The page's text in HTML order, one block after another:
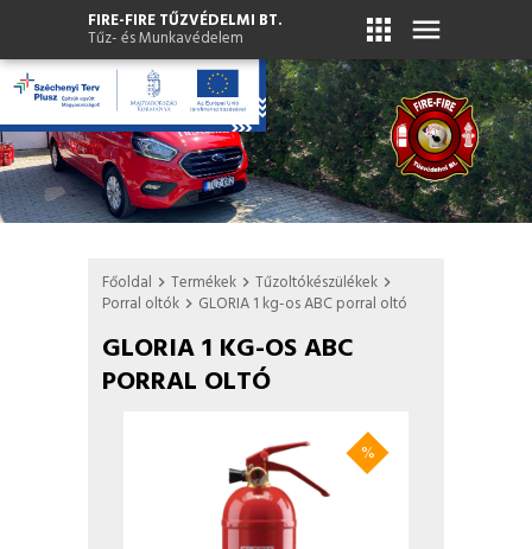
FIRE-FIRE TŰZVÉDELMI BT.
Tűz- és Munkavédelem apps menu
Főoldal chevron_right Termékek chevron_right Tűzoltókészülékek chevron_right
Porral oltók chevron_right GLORIA 1 kg-os ABC porral oltó
GLORIA 1 KG-OS ABC
PORRAL OLTÓ
%